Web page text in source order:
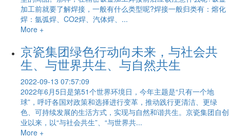
加工前就要了解焊接，一般有什么类型呢?焊接一般归类有：熔化
焊：氩弧焊、CO2焊、汽体焊、...
More +
京瓷集团绿色行动向未来，与社会共
生、与世界共生、与自然共生
2022-09-13 07:57:09
2022年6月5日是第51个世界环境日，今年主题是“只有一个地
球”，呼吁各国对政策和选择进行变革，推动践行更清洁、更绿
色、可持续发展的生活方式，实现与自然和谐共生。京瓷集团自创
业以来，以“与社会共生”、“与世界共...
More +